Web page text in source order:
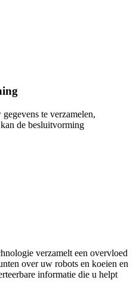
te verzamelen,
de besluitvorming
verzamelt een overvloed
over uw robots en koeien en
informatie die u helpt